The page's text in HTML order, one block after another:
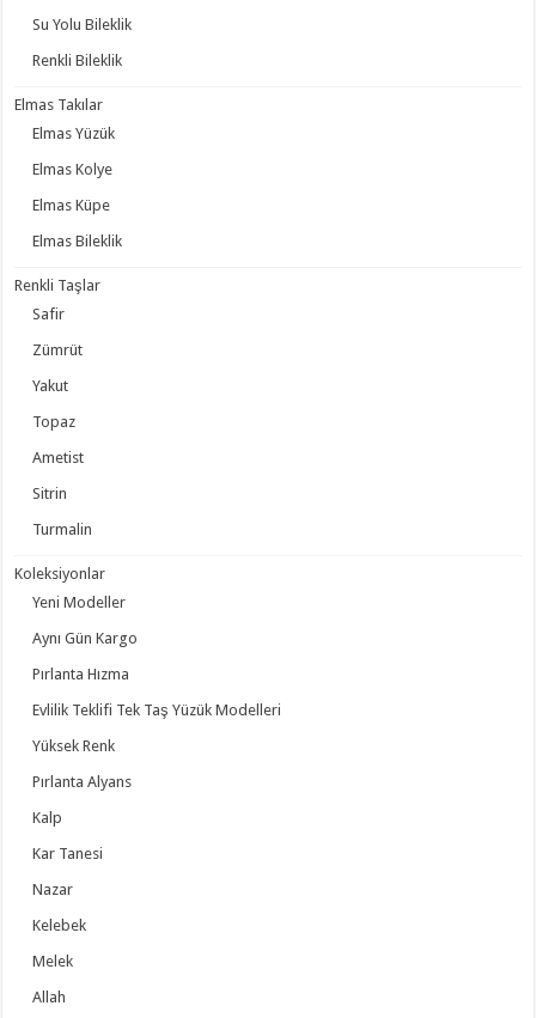
Su Yolu Bileklik
Renkli Bileklik
Elmas Takılar
Elmas Yüzük
Elmas Kolye
Elmas Küpe
Elmas Bileklik
Renkli Taşlar
Safir
Zümrüt
Yakut
Topaz
Ametist
Sitrin
Turmalin
Koleksiyonlar
Yeni Modeller
Aynı Gün Kargo
Pırlanta Hızma
Evlilik Teklifi Tek Taş Yüzük Modelleri
Yüksek Renk
Pırlanta Alyans
Kalp
Kar Tanesi
Nazar
Kelebek
Melek
Allah